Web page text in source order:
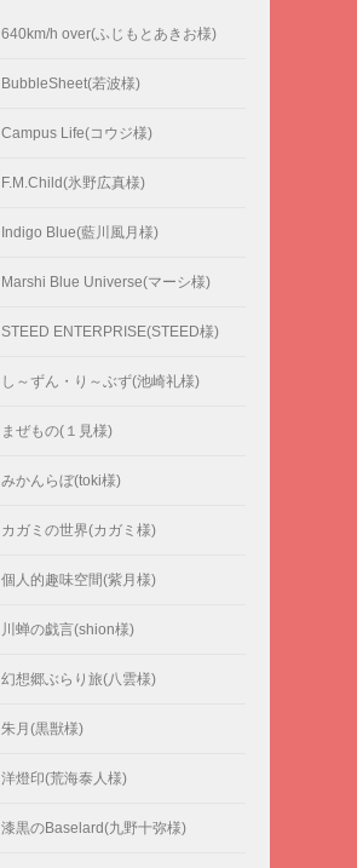
640km/h over(ふじもとあきお様)
BubbleSheet(若波様)
Campus Life(コウジ様)
F.M.Child(氷野広真様)
Indigo Blue(藍川風月様)
Marshi Blue Universe(マーシ様)
STEED ENTERPRISE(STEED様)
し～ずん・り～ぶず(池崎礼様)
まぜもの(１見様)
みかんらぼ(toki様)
カガミの世界(カガミ様)
個人的趣味空間(紫月様)
川蝉の戯言(shion様)
幻想郷ぶらり旅(八雲様)
朱月(黒獣様)
洋燈印(荒海泰人様)
漆黒のBaselard(九野十弥様)